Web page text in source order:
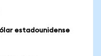
estadounidense